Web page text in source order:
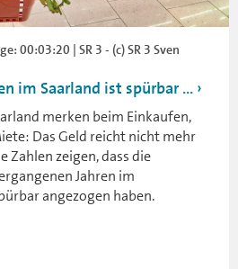
00:03:20 | SR 3 - (c) SR 3 Sven
im Saarland ist spürbar ...
merken beim Einkaufen,
Das Geld reicht nicht mehr
Zahlen zeigen, dass die
Jahren im
angezogen haben.